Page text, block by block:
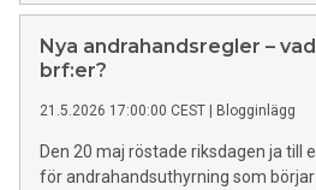
övriga bolag, i flera fall med över 20
Holgersson-gruppens årliga
Nya andrahandsregler –
brf:er?
21.5.2026 17:00:00 CEST Blogginlägg
Den 20 maj röstade riksdagen ja till
för andrahandsuthyrning som börjar